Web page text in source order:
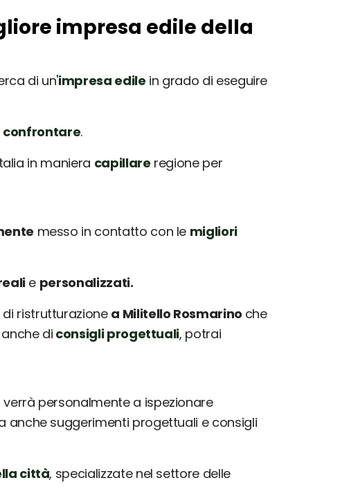
impresa edile della
di un'impresa edile in grado di eseguire
confrontare.
in maniera capillare regione per
messo in contatto con le migliori
e personalizzati.
ristrutturazione a Militello Rosmarino che
diconsigli progettuali, potrai
verrà personalmente a ispezionare
anche suggerimenti progettuali e consigli
città, specializzate nel settore delle